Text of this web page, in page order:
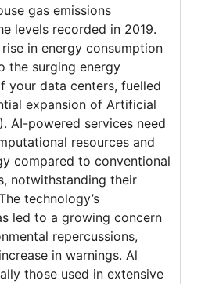
gas emissions
levels recorded in 2019.
in energy consumption
the surging energy
your data centers, fuelled
expansion of Artificial
AI-powered services need
resources and
compared to conventional
notwithstanding their
technology’s
led to a growing concern
repercussions,
in warnings. Al
those used in extensive